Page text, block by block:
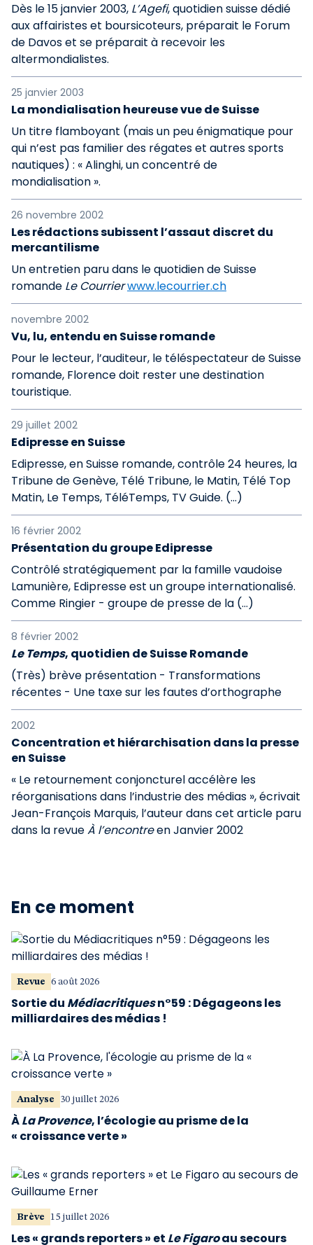
Dès le 15 janvier 2003, L’Agefi, quotidien suisse dédié
aux affairistes et boursicoteurs, préparait le Forum
de Davos et se préparait à recevoir les
altermondialistes.
25 janvier 2003
La mondialisation heureuse vue de Suisse
Un titre flamboyant (mais un peu énigmatique pour
qui n’est pas familier des régates et autres sports
nautiques) : « Alinghi, un concentré de
mondialisation ».
26 novembre 2002
Les rédactions subissent l’assaut discret du
mercantilisme
Un entretien paru dans le quotidien de Suisse
romande Le Courrierwww.lecourrier.ch
novembre 2002
Vu, lu, entendu en Suisse romande
Pour le lecteur, l’auditeur, le téléspectateur de Suisse
romande, Florence doit rester une destination
touristique.
29 juillet 2002
Edipresse en Suisse
Edipresse, en Suisse romande, contrôle 24 heures, la
Tribune de Genève, Télé Tribune, le Matin, Télé Top
Matin, Le Temps, TéléTemps, TV Guide. (…)
16 février 2002
Présentation du groupe Edipresse
Contrôlé stratégiquement par la famille vaudoise
Lamunière, Edipresse est un groupe internationalisé.
Comme Ringier - groupe de presse de la (…)
8 février 2002
Le Temps, quotidien de Suisse Romande
(Très) brève présentation - Transformations
récentes - Une taxe sur les fautes d’orthographe
2002
Concentration et hiérarchisation dans la presse
en Suisse
« Le retournement conjoncturel accélère les
réorganisations dans l’industrie des médias », écrivait
Jean-François Marquis, l’auteur dans cet article paru
dans la revueÀ l’encontreen Janvier 2002
En ce moment
Revue 6 août 2026
Sortie du Médiacritiquesn°59 : Dégageons les
milliardaires des médias !
Analyse 30 juillet 2026
ÀLa Provence, l’écologie au prisme de la
« croissance verte »
Brève 15 juillet 2026
Les « grands reporters » et Le Figaroau secours